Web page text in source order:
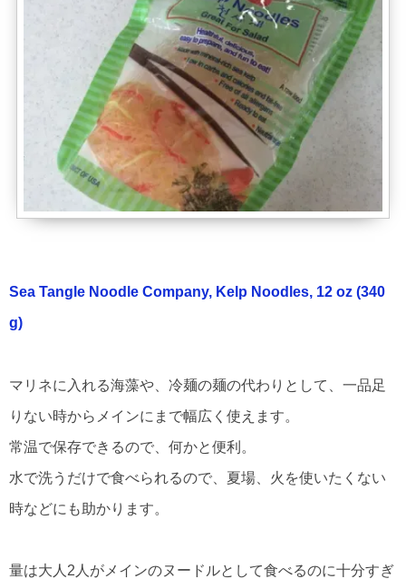
Sea Tangle Noodle Company, Kelp Noodles, 12 oz (340
g)
マリネに入れる海藻や、冷麺の麺の代わりとして、一品足
りない時からメインにまで幅広く使えます。
常温で保存できるので、何かと便利。
水で洗うだけで食べられるので、夏場、火を使いたくない
時などにも助かります。
量は大人2人がメインのヌードルとして食べるのに十分すぎ